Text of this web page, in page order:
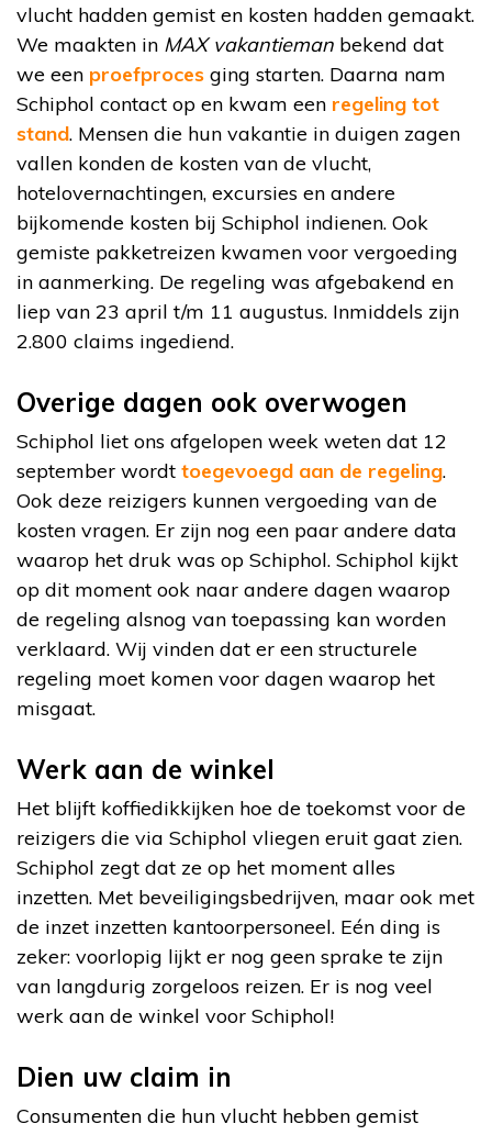
vlucht hadden gemist en kosten hadden gemaakt.
We maakten in MAX vakantieman bekend dat
we een proefproces ging starten. Daarna nam
Schiphol contact op en kwam een regeling tot
stand. Mensen die hun vakantie in duigen zagen
vallen konden de kosten van de vlucht,
hotelovernachtingen, excursies en andere
bijkomende kosten bij Schiphol indienen. Ook
gemiste pakketreizen kwamen voor vergoeding
in aanmerking. De regeling was afgebakend en
liep van 23 april t/m 11 augustus. Inmiddels zijn
2.800 claims ingediend.
Overige dagen ook overwogen
Schiphol liet ons afgelopen week weten dat 12
september wordt toegevoegd aan de regeling.
Ook deze reizigers kunnen vergoeding van de
kosten vragen. Er zijn nog een paar andere data
waarop het druk was op Schiphol. Schiphol kijkt
op dit moment ook naar andere dagen waarop
de regeling alsnog van toepassing kan worden
verklaard. Wij vinden dat er een structurele
regeling moet komen voor dagen waarop het
misgaat.
Werk aan de winkel
Het blijft koffiedikkijken hoe de toekomst voor de
reizigers die via Schiphol vliegen eruit gaat zien.
Schiphol zegt dat ze op het moment alles
inzetten. Met beveiligingsbedrijven, maar ook met
de inzet inzetten kantoorpersoneel. Eén ding is
zeker: voorlopig lijkt er nog geen sprake te zijn
van langdurig zorgeloos reizen. Er is nog veel
werk aan de winkel voor Schiphol!
Dien uw claim in
Consumenten die hun vlucht hebben gemist